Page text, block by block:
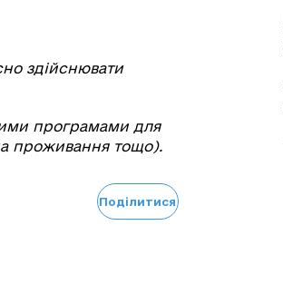
здійснювати
програмами для
проживання тощо).
Поділитися